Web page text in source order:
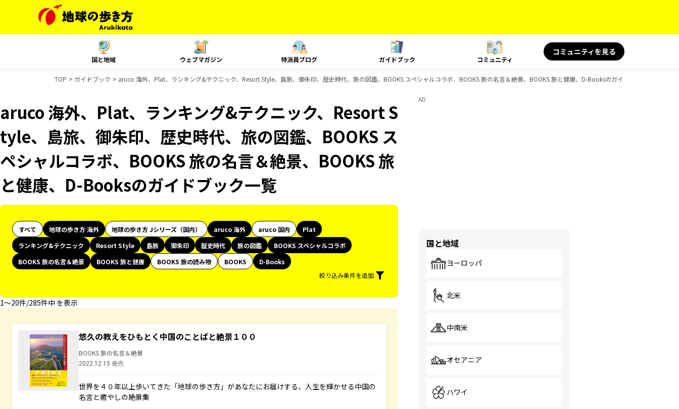
国と地域 ウェブマガジン 特派員ブログ ガイドブック コミュニティ
コミュニティを見る
TOP ガイドブック aruco 海外、Plat、ランキング&テクニック、Resort Style、島旅、御朱印、歴史時代、旅の図鑑、BOOKS スペシャルコラボ、BOOKS 旅の名言＆絶景、BOOKS 旅と健康、D-Booksのガイドブック一覧
aruco 海外、Plat、ランキング&テクニック、Resort S
tyle、島旅、御朱印、歴史時代、旅の図鑑、BOOKS ス
ペシャルコラボ、BOOKS 旅の名言＆絶景、BOOKS 旅
と健康、D-Booksのガイドブック一覧
すべて 地球の歩き方 海外 地球の歩き方 Jシリーズ（国内） aruco 海外 aruco 国内
Plat
ランキング&テクニック
Resort Style 島旅 御朱印 歴史時代 旅の図鑑
BOOKS スペシャルコラボ
BOOKS 旅の名言＆絶景
BOOKS 旅と健康 BOOKS 旅の読み物 BOOKS
D-Books
絞り込み条件を追加
1〜20件/285件中 を表示
悠久の教えをひもとく中国のことばと絶景１００
BOOKS 旅の名言＆絶景
2022.12.15 発売
世界を４０年以上歩いてきた「地球の歩き方」があなたにお届けする、人生を輝かせる中国の
名言と癒やしの絶景集
AD
国と地域
ヨーロッパ
北米
中南米
オセアニア
ハワイ